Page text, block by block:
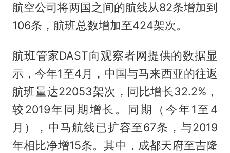
航空公司将两国之间的航线从82条增加到
106条，航班总数增加至424架次。
航班管家DAST向观察者网提供的数据显
示，今年1至4月，中国与马来西亚的往返
航班量达22053架次，同比增长32.2%，
较2019年同期增长。同期（今年1至4
月），中马航线已扩容至67条，与2019
年相比净增15条。其中，成都天府至吉隆